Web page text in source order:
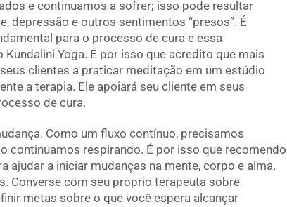
e continuamos a sofrer; isso pode resultar
depressão e outros sentimentos “presos”. É
para o processo de cura e essa
Yoga. É por isso que acredito que mais
clientes a praticar meditação em um estúdio
a terapia. Ele apoiará seu cliente em seus
de cura.
Como um fluxo contínuo, precisamos
continuamos respirando. É por isso que recomendo
ajudar a iniciar mudanças na mente, corpo e alma.
Converse com seu próprio terapeuta sobre
metas sobre o que você espera alcançar